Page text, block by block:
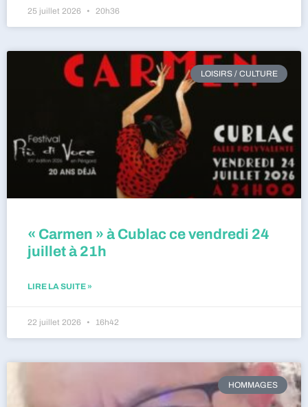
25 juillet 2026 20h36
LOISIRS / CULTURE
« Carmen » à Cublac ce vendredi 24
juillet à 21h
LIRE LA SUITE »
22 juillet 2026 16h42
HOMMAGES